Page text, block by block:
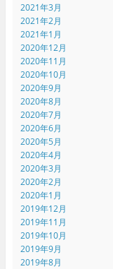
2021年3月
2021年2月
2021年1月
2020年12月
2020年11月
2020年10月
2020年9月
2020年8月
2020年7月
2020年6月
2020年5月
2020年4月
2020年3月
2020年2月
2020年1月
2019年12月
2019年11月
2019年10月
2019年9月
2019年8月